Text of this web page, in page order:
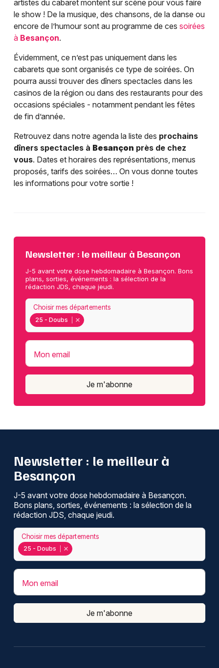
artistes du cabaret montent sur scène pour vous faire
le show ! De la musique, des chansons, de la danse ou
encore de l’humour sont au programme de ces soirées
à Besançon.
Évidemment, ce n’est pas uniquement dans les
cabarets que sont organisés ce type de soirées. On
pourra aussi trouver des dîners spectacles dans les
casinos de la région ou dans des restaurants pour des
occasions spéciales - notamment pendant les fêtes
de fin d’année.
Retrouvez dans notre agenda la liste des prochains
dîners spectacles à Besançon près de chez
vous. Dates et horaires des représentations, menus
proposés, tarifs des soirées… On vous donne toutes
les informations pour votre sortie !
Newsletter : le meilleur à Besançon
J-5 avant votre dose hebdomadaire à Besançon. Bons
plans, sorties, événements : la sélection de la
rédaction JDS, chaque jeudi.
25 - Doubs
Choisir mes départements
Mon email
Je m'abonne
Newsletter : le meilleur à
Besançon
J-5 avant votre dose hebdomadaire à Besançon.
Bons plans, sorties, événements : la sélection de la
rédaction JDS, chaque jeudi.
25 - Doubs
Choisir mes départements
Mon email
Je m'abonne